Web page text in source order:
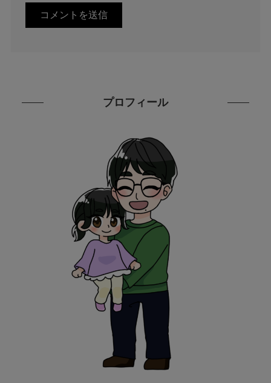
プロフィール